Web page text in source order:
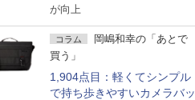
が向上
コラム
岡嶋和幸の「あとで
買う」
1,904点目：軽くてシンプル
で持ち歩きやすいカメラバッ